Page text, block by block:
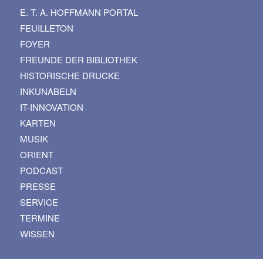
E. T. A. HOFFMANN PORTAL
FEUILLETON
FOYER
FREUNDE DER BIBLIOTHEK
HISTORISCHE DRUCKE
INKUNABELN
IT-INNOVATION
KARTEN
MUSIK
ORIENT
PODCAST
PRESSE
SERVICE
TERMINE
WISSEN